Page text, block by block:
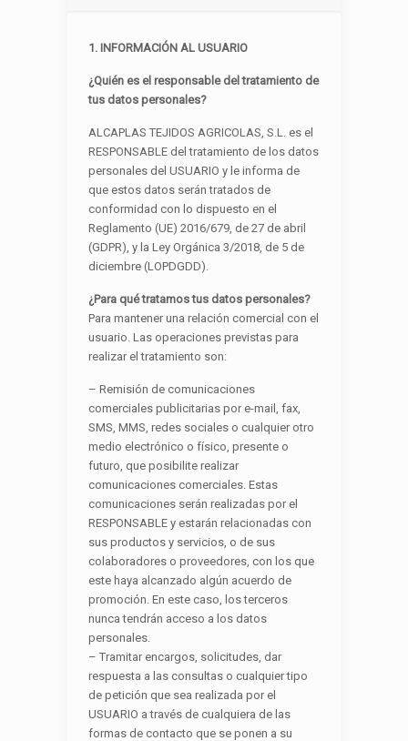
1. INFORMACIÓN AL USUARIO
¿Quién es el responsable del tratamiento de
tus datos personales?
ALCAPLAS TEJIDOS AGRICOLAS, S.L. es el
RESPONSABLE del tratamiento de los datos
personales del USUARIO y le informa de
que estos datos serán tratados de
conformidad con lo dispuesto en el
Reglamento (UE) 2016/679, de 27 de abril
(GDPR), y la Ley Orgánica 3/2018, de 5 de
diciembre (LOPDGDD).
¿Para qué tratamos tus datos personales?
Para mantener una relación comercial con el
usuario. Las operaciones previstas para
realizar el tratamiento son:
– Remisión de comunicaciones
comerciales publicitarias por e-mail, fax,
SMS, MMS, redes sociales o cualquier otro
medio electrónico o físico, presente o
futuro, que posibilite realizar
comunicaciones comerciales. Estas
comunicaciones serán realizadas por el
RESPONSABLE y estarán relacionadas con
sus productos y servicios, o de sus
colaboradores o proveedores, con los que
este haya alcanzado algún acuerdo de
promoción. En este caso, los terceros
nunca tendrán acceso a los datos
personales.
– Tramitar encargos, solicitudes, dar
respuesta a las consultas o cualquier tipo
de petición que sea realizada por el
USUARIO a través de cualquiera de las
formas de contacto que se ponen a su